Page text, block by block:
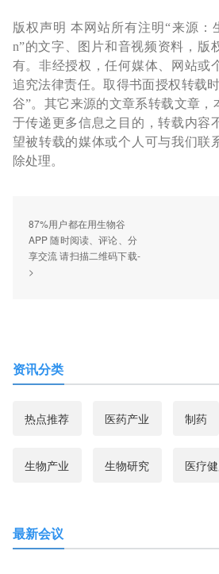
版权声明 本网站所有注明“来源：
n”的文字、图片和音视频资料，版
有。非经授权，任何媒体、网站或
追究法律责任。取得书面授权转载
谷”。其它来源的文章系转载文章，
于传递更多信息之目的，转载内容
望被转载的媒体或个人可与我们联
除处理。
87%用户都在用生物谷
APP 随时阅读、评论、分
享交流 请扫描二维码下载-
>
资讯分类
热点推荐 医药产业 制药
生物产业 生物研究 医疗
最新会议